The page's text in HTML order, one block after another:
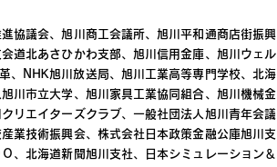
協議会、旭川商工会議所、旭川平和通商店街振興
道北あさひかわ支部、旭川信用金庫、旭川ウェル
、NHK旭川放送局、旭川工業高等専門学校、北海
川市立大学、旭川家具工業協同組合、旭川機械金
リエイターズクラブ、一般社団法人旭川青年会議
業技術振興会、株式会社日本政策金融公庫旭川支
、北海道新聞旭川支社、日本シミュレーション＆